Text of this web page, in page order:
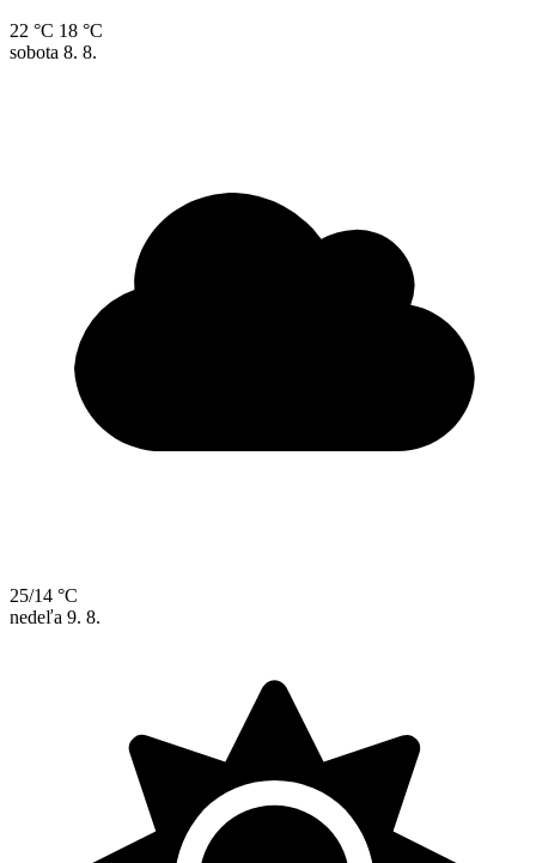
22 °C 18 °C
sobota 8. 8.
25/14 °C
nedeľa 9. 8.